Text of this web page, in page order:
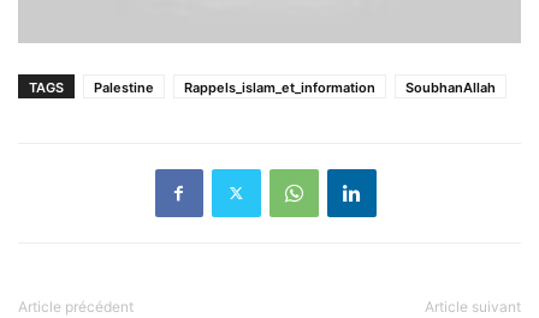
TAGS Palestine Rappels_islam_et_information SoubhanAllah
Article précédent Article suivant